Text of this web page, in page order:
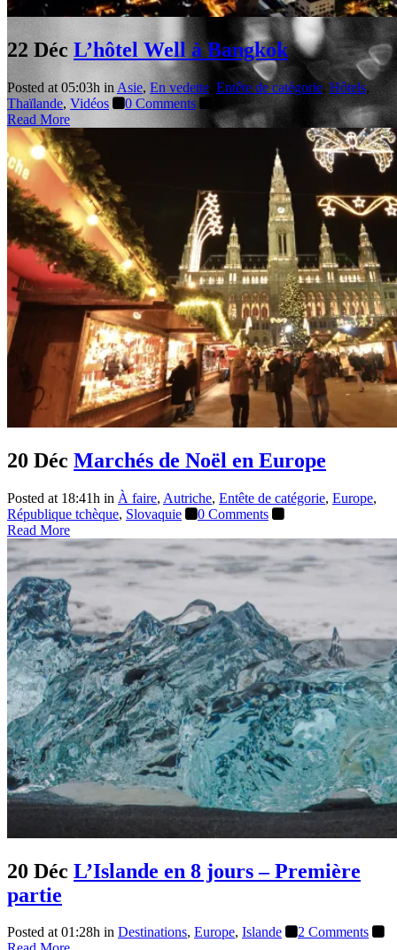
Blogue
22 Déc L’hôtel Well à Bangkok
Posted at 05:03h in Asie, En vedette Entête de catégorie, Hôtels,
Thaïlande, Vidéos
0 Comments
Read More
20 Déc Marchés de Noël en Europe
Posted at 18:41h in À faire, Autriche, Entête de catégorie, Europe,
République tchèque, Slovaquie
0 Comments
Read More
20 Déc L’Islande en 8 jours – Première
partie
Posted at 01:28h in Destinations, Europe, Islande
2 Comments